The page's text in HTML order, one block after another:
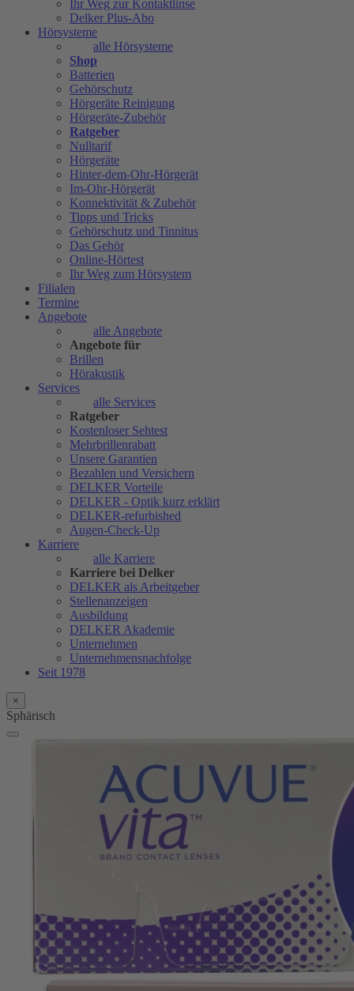
Ihr Weg zur Kontaktlinse
Delker Plus-Abo
Hörsysteme
alle Hörsysteme
Shop
Batterien
Gehörschutz
Hörgeräte Reinigung
Hörgeräte-Zubehör
Ratgeber
Nulltarif
Hörgeräte
Hinter-dem-Ohr-Hörgerät
Im-Ohr-Hörgerät
Konnektivität & Zubehör
Tipps und Tricks
Gehörschutz und Tinnitus
Das Gehör
Online-Hörtest
Ihr Weg zum Hörsystem
Filialen
Termine
Angebote
alle Angebote
Angebote für
Brillen
Hörakustik
Services
alle Services
Ratgeber
Kostenloser Sehtest
Mehrbrillenrabatt
Unsere Garantien
Bezahlen und Versichern
DELKER Vorteile
DELKER - Optik kurz erklärt
DELKER-refurbished
Augen-Check-Up
Karriere
alle Karriere
Karriere bei Delker
DELKER als Arbeitgeber
Stellenanzeigen
Ausbildung
DELKER Akademie
Unternehmen
Unternehmensnachfolge
Seit 1978
×
Sphärisch